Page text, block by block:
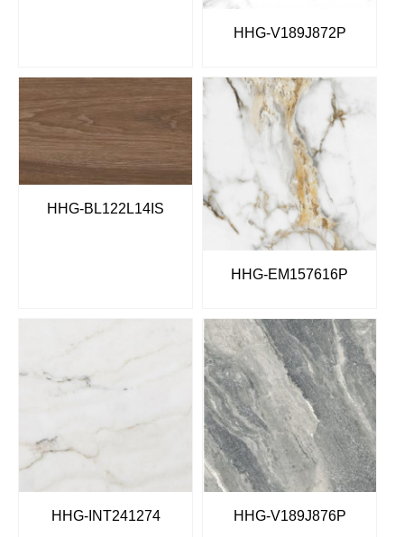
HHG-V189J872P
HHG-BL122L14IS
HHG-EM157616P
HHG-INT241274 HHG-V189J876P